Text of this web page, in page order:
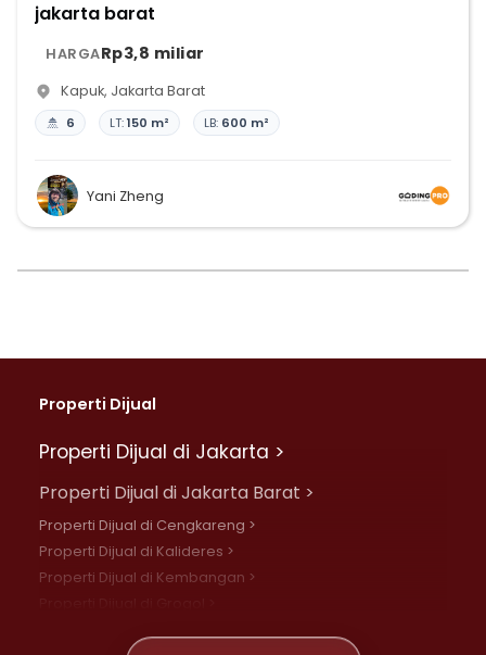
jakarta barat
HARGARp3,8 miliar
Kapuk, Jakarta Barat
6 LT:150 m² LB: 600 m²
Yani Zheng
Properti Dijual
Properti Dijual di Jakarta >
Properti Dijual di Jakarta Barat >
Properti Dijual di Cengkareng >
Properti Dijual di Kalideres >
Properti Dijual di Kembangan >